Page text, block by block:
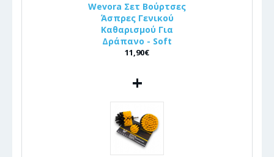
Wevora Σετ Βούρτσες
Άσπρες Γενικού
Καθαρισμού Για
Δράπανο - Soft
11,90€
+